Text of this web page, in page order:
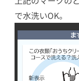
で水洗いOK。